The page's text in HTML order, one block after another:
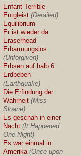
Enfant Terrible
Entgleist (Derailed)
Equilibrium
Er ist wieder da
Eraserhead
Erbarmungslos
(Unforgiven)
Erbsen auf halb 6
Erdbeben
(Earthquake)
Die Erfindung der
Wahrheit (Miss
Sloane)
Es geschah in einer
Nacht (It Happened
One Night)
Es war einmal in
Amerika (Once upon